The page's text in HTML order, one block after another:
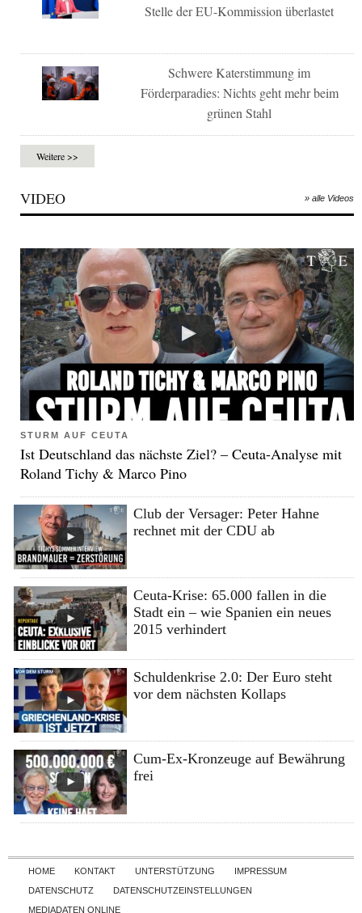
Stelle der EU-Kommission überlastet
Schwere Katerstimmung im
Förderparadies: Nichts geht mehr beim
grünen Stahl
Weitere >>
VIDEO » alle Videos
STURM AUF CEUTA
Ist Deutschland das nächste Ziel? – Ceuta-Analyse mit
Roland Tichy & Marco Pino
Club der Versager: Peter Hahne
rechnet mit der CDU ab
Ceuta-Krise: 65.000 fallen in die
Stadt ein – wie Spanien ein neues
2015 verhindert
Schuldenkrise 2.0: Der Euro steht
vor dem nächsten Kollaps
Cum-Ex-Kronzeuge auf Bewährung
frei
Skip to content
HOME KONTAKT UNTERSTÜTZUNG
IMPRESSUM
DATENSCHUTZ
DATENSCHUTZEINSTELLUNGEN
MEDIADATEN ONLINE